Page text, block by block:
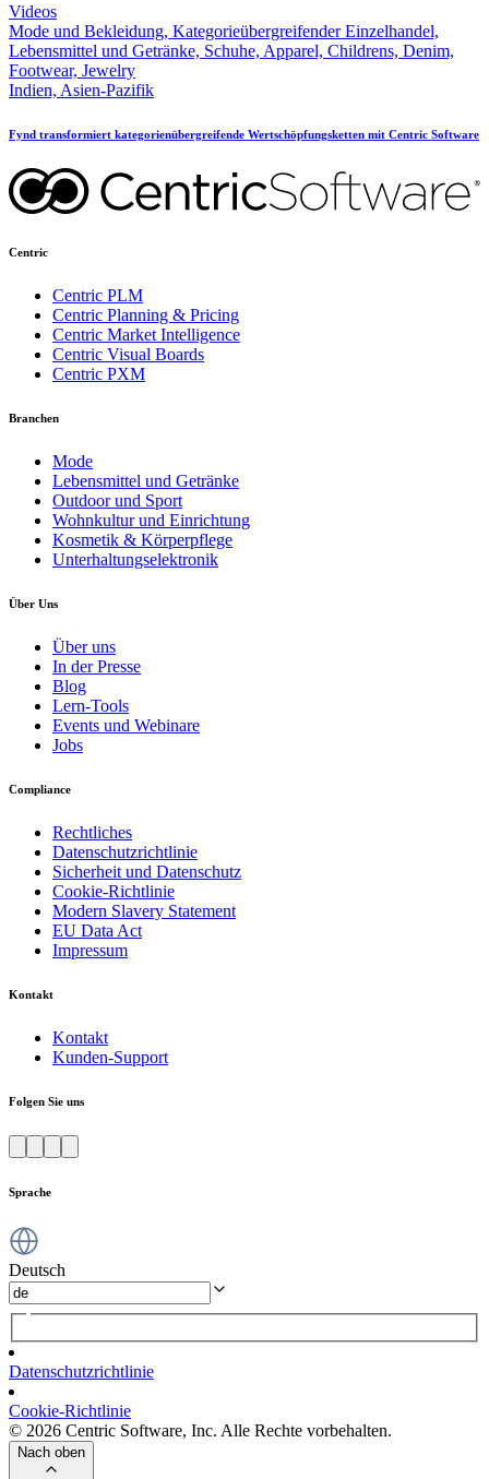
Videos
Mode und Bekleidung, Kategorieübergreifender Einzelhandel,
Lebensmittel und Getränke, Schuhe, Apparel, Childrens, Denim,
Footwear, Jewelry
Indien, Asien-Pazifik
Fynd transformiert kategorienübergreifende Wertschöpfungsketten mit Centric Software
Centric
Centric PLM
Centric Planning & Pricing
Centric Market Intelligence
Centric Visual Boards
Centric PXM
Branchen
Mode
Lebensmittel und Getränke
Outdoor und Sport
Wohnkultur und Einrichtung
Kosmetik & Körperpflege
Unterhaltungselektronik
Über Uns
Über uns
In der Presse
Blog
Lern-Tools
Events und Webinare
Jobs
Compliance
Rechtliches
Datenschutzrichtlinie
Sicherheit und Datenschutz
Cookie-Richtlinie
Modern Slavery Statement
EU Data Act
Impressum
Kontakt
Kontakt
Kunden-Support
Folgen Sie uns
Sprache
Deutsch
Datenschutzrichtlinie
Cookie-Richtlinie
© 2026 Centric Software, Inc. Alle Rechte vorbehalten.
Nach oben